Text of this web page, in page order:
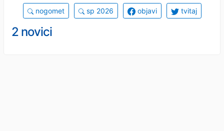
nogomet sp 2026 objavi tvitaj
2 novici